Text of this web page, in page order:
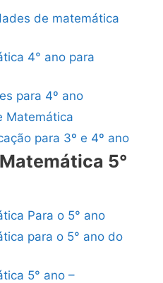
de matemática
4° ano para
para 4º ano
Matemática
para 3º e 4º ano
5°
Para o 5° ano
para o 5° ano do
5° ano –